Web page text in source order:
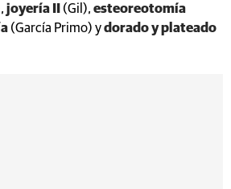
joyería II (Gil), esteoreotomía
(García Primo) ydorado y plateado